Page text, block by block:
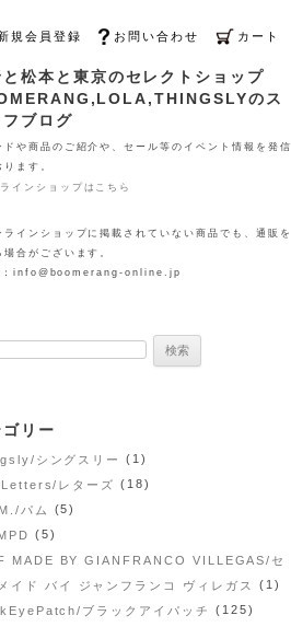
規会員登録 お問い合わせ カート
松本と東京のセレクトショップ
のス
ブログ
ドや商品のご紹介や、セール等のイベント情報を発信
ます。
インショップはこちら
インショップに掲載されていない商品でも、通販を
場合がございます。
info@boomerang-online.jp
:
リー
シングスリー (1)
レターズ (18)
パム (5)
(5)
MADE BY GIANFRANCO VILLEGAS/セ
イド バイ ジャンフランコ ヴィレガス
(1)
ブラックアイパッチ (125)